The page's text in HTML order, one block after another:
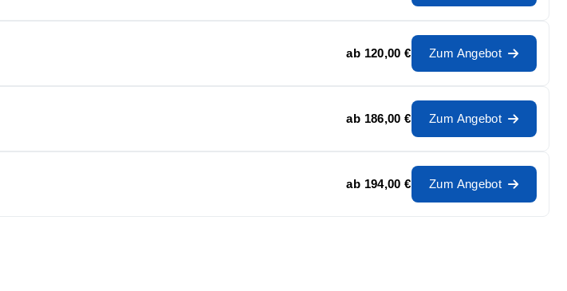
ab 120,00 € Zum Angebot
ab 186,00 € Zum Angebot
ab 194,00 € Zum Angebot